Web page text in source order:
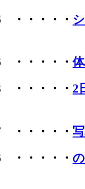
・・・・・
・・・・・
・・・・・ 2
・・・・・
・・・・・